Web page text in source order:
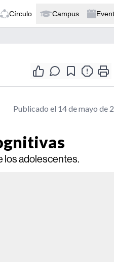
Círculo Campus
Publicado el 14 de mayo de
los adolescentes.